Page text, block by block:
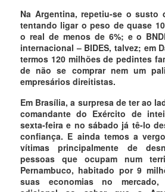
Na Argentina, repetiu-se o susto
tentando ligar o peso de quase
o real de menos de 6%; e o
internacional – BIDES, talvez; em
termos 120 milhões de pedintes
de não se comprar nem um
empresários direitistas.
Em Brasília, a surpresa de ter ao
comandante do Exército de
sexta-feira e no sábado já tê-lo
confiança. E ainda temos a
vítimas principalmente de
pessoas que ocupam num
Pernambuco, habitado por 9
suas economias no